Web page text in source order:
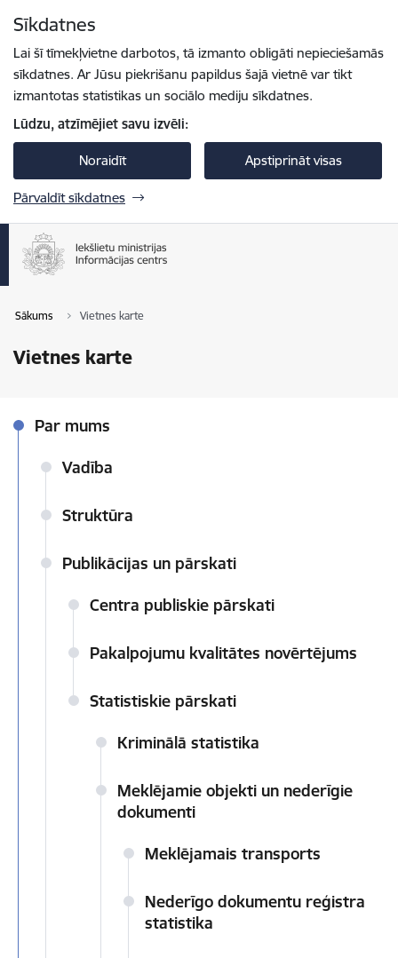
Sīkdatnes
Lai šī tīmekļvietne darbotos, tā izmanto obligāti nepieciešamās
sīkdatnes. Ar Jūsu piekrišanu papildus šajā vietnē var tikt
izmantotas statistikas un sociālo mediju sīkdatnes.
Lūdzu, atzīmējiet savu izvēli:
Noraidīt Apstiprināt visas
Pārvaldīt sīkdatnes
Sākums Vietnes karte
Vietnes karte
Par mums
Vadība
Struktūra
Publikācijas un pārskati
Centra publiskie pārskati
Pakalpojumu kvalitātes novērtējums
Statistiskie pārskati
Kriminālā statistika
Meklējamie objekti un nederīgie
dokumenti
Meklējamais transports
Nederīgo dokumentu reģistra
statistika